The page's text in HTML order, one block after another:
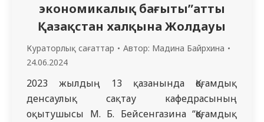
экономикалық бағыты”атты
Қазақстан халқына Жолдауы
Кураторлық сағаттар Автор: Мадина Байрхина
24.06.2024
2023 жылдың 13 қазанында Қоғамдық
денсаулық сақтау кафедрасының
оқытушысы М. Б. Бейсенгазина “Қоғамдық